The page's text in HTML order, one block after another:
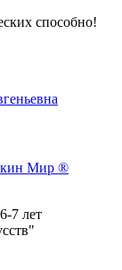
способно!
Мир ®
7 лет